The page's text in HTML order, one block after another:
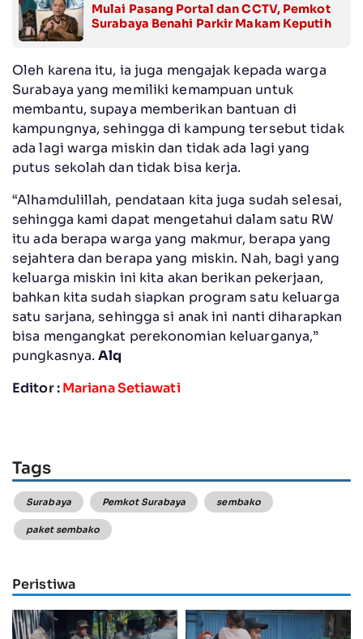
Mulai Pasang Portal dan CCTV, Pemkot
Surabaya Benahi Parkir Makam Keputih
Oleh karena itu, ia juga mengajak kepada warga
Surabaya yang memiliki kemampuan untuk
membantu, supaya memberikan bantuan di
kampungnya, sehingga di kampung tersebut tidak
ada lagi warga miskin dan tidak ada lagi yang
putus sekolah dan tidak bisa kerja.
“Alhamdulillah, pendataan kita juga sudah selesai,
sehingga kami dapat mengetahui dalam satu RW
itu ada berapa warga yang makmur, berapa yang
sejahtera dan berapa yang miskin. Nah, bagi yang
keluarga miskin ini kita akan berikan pekerjaan,
bahkan kita sudah siapkan program satu keluarga
satu sarjana, sehingga si anak ini nanti diharapkan
bisa mengangkat perekonomian keluarganya,”
pungkasnya.Alq
Editor :Mariana Setiawati
Tags
Surabaya Pemkot Surabaya sembako
paket sembako
Peristiwa